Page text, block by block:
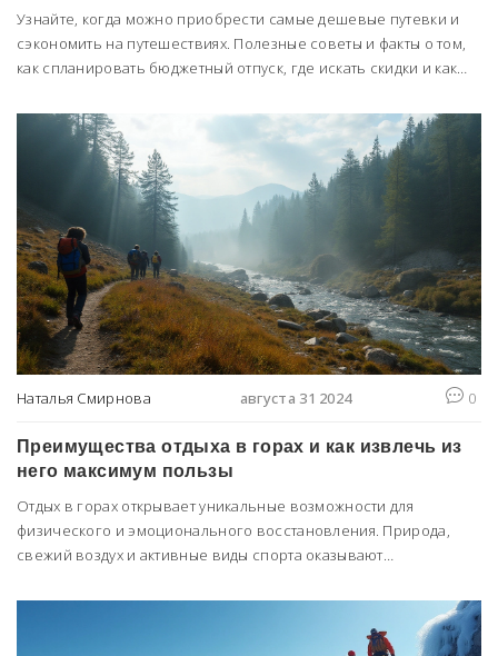
Узнайте, когда можно приобрести самые дешевые путевки и
сэкономить на путешествиях. Полезные советы и факты о том,
как спланировать бюджетный отпуск, где искать скидки и как
Наталья Смирнова августа 31 2024 0
Преимущества отдыха в горах и как извлечь из
него максимум пользы
Отдых в горах открывает уникальные возможности для
физического и эмоционального восстановления. Природа,
свежий воздух и активные виды спорта оказывают
как правильно подготовиться к поездке, что брать с собой и
как проводить время, чтобы отдых принес максимум пользы.